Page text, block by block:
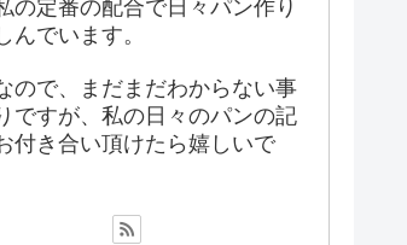
の定番の配合で日々パン作り
んでいます。
ので、まだまだわからない事
ですが、私の日々のパンの記
付き合い頂けたら嬉しいで